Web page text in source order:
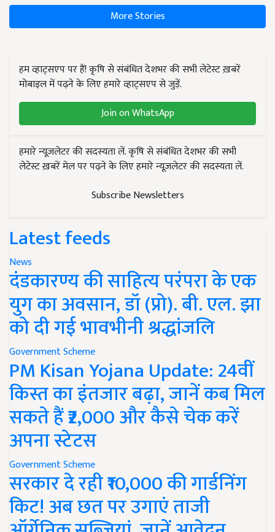
More Stories
हम व्हाट्सएप पर हैं! कृषि से संबंधित देशभर की सभी लेटेस्ट ख़बरें
मोबाइल में पढ़ने के लिए हमारे व्हाट्सएप से जुड़ें.
Join on WhatsApp
हमारे न्यूज़लेटर की सदस्यता लें. कृषि से संबंधित देशभर की सभी
लेटेस्ट ख़बरें मेल पर पढ़ने के लिए हमारे न्यूज़लेटर की सदस्यता लें.
Subscribe Newsletters
Latest feeds
News
दंडकारण्य की साहित्य परंपरा के एक
युग का अवसान, डॉ (प्रो). बी. एल. झा
को दी गई भावभीनी श्रद्धांजलि
Government Scheme
PM Kisan Yojana Update: 24वीं
किस्त का इंतजार बढ़ा, जानें कब मिल
सकते हैं ₹2,000 और कैसे चेक करें
अपना स्टेटस
Government Scheme
सरकार दे रही ₹10,000 की गार्डनिंग
किट! अब छत पर उगाएं ताजी